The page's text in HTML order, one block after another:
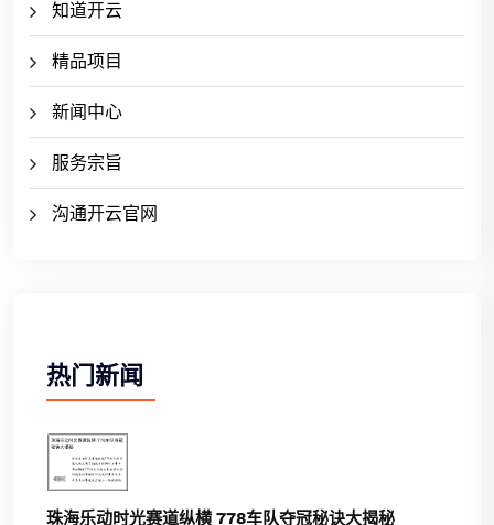
知道开云
精品项目
新闻中心
服务宗旨
沟通开云官网
热门新闻
珠海乐动时光赛道纵横 778车队夺冠秘诀大揭秘